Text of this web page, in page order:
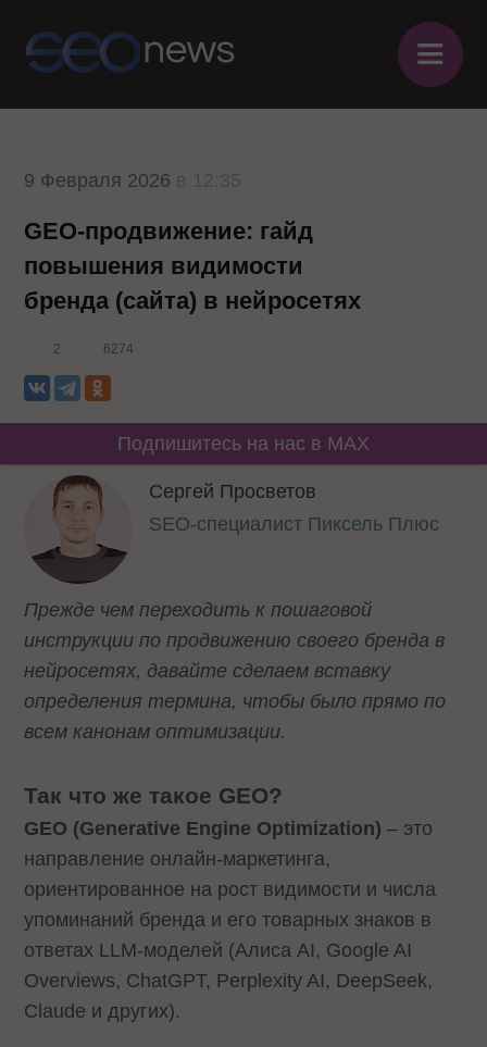
≡
9 Февраля 2026
GEO-продвижение: гайд
повышения видимости
бренда (сайта) в нейросетях
2 6274
Подпишитесь на нас в MAX
Сергей Просветов
SEO-специалист Пиксель Плюс
Прежде чем переходить к пошаговой
инструкции по продвижению своего бренда в
нейросетях, давайте сделаем вставку
определения термина, чтобы было прямо по
всем канонам оптимизации.
Так что же такое GEO?
GEO (Generative Engine Optimization) – это
направление онлайн-маркетинга,
ориентированное на рост видимости и числа
упоминаний бренда и его товарных знаков в
ответах LLM-моделей (Алиса AI, Google AI
Overviews, ChatGPT, Perplexity AI, DeepSeek,
Claude и других).